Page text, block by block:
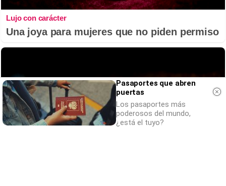
Lujo con carácter
Una joya para mujeres que no piden permiso
Pasaportes que abren
puertas
Los pasaportes más
poderosos del mundo,
¿está el tuyo?